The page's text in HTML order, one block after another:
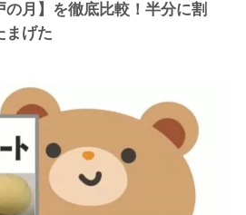
の月】を徹底比較！半分に割
まげた